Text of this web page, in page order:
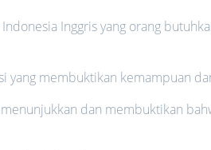
Inggris yang orang
yang membuktikan kemampuan
dan membuktikan